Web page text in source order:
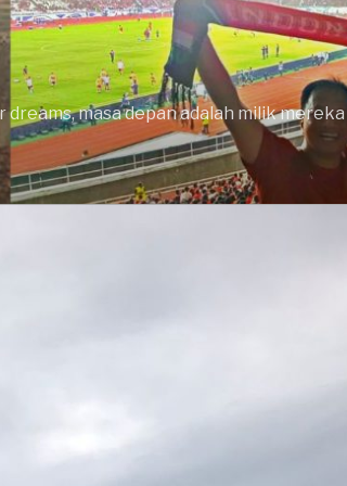
masa depan adalah milik